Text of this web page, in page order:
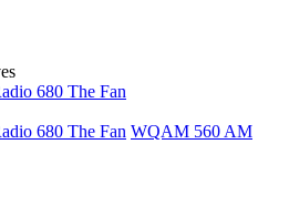
680 The Fan
680 The Fan WQAM 560 AM